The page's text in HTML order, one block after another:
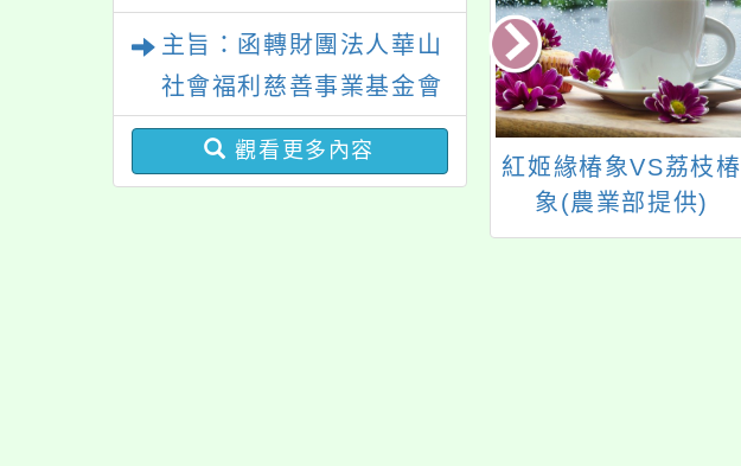
主旨：函轉財團法人華山
社會福利慈善事業基金會
所送校園敬老宣傳活動資
料，請貴校多加利用，請
觀看更多內容
生畢業季，加
瑞坪國民中學 1 1 4學
紅姬緣椿象VS荔枝椿
象(農業部提供)